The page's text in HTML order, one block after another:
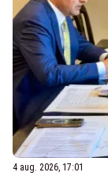
4 aug. 2026, 17:01